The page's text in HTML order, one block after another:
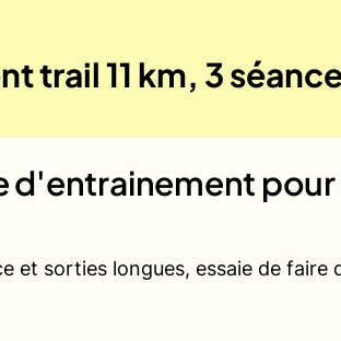
trail 11 km, 3
d'entrainement pour
et sorties longues, essaie de faire